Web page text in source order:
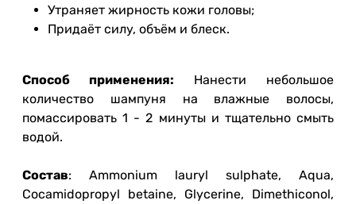
Утраняет жирность кожи головы;
Придаёт силу, объём и блеск.
Способ применения: Нанести небольшое
количество шампуня на влажные волосы,
помассировать 1 - 2 минуты и тщательно смыть
водой.
Состав: Ammonium lauryl sulphate, Aqua,
Cocamidopropyl betaine, Glycerine, Dimethiconol,